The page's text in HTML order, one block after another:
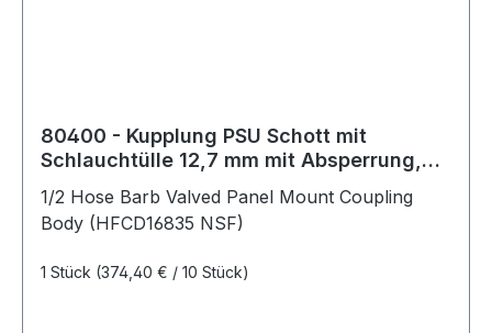
80400 - Kupplung PSU Schott mit
Schlauchtülle 12,7 mm mit Absperrung,
1/2 Hose Barb Valved Panel Mount Coupling
Body (HFCD16835 NSF)
1 Stück (374,40 € / 10 Stück)